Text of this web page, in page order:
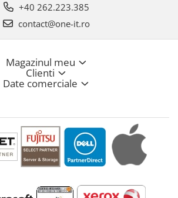
+40 262.223.385
contact@one-it.ro
Magazinul meu
Clienti
Date comerciale